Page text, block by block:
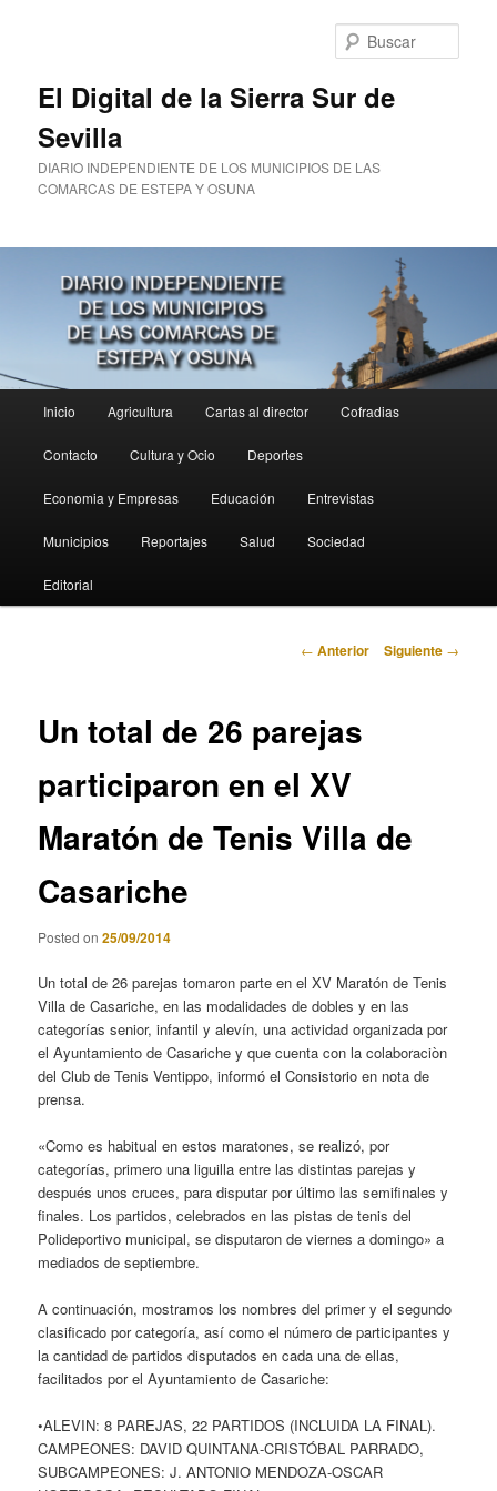
El Digital de la Sierra Sur de
Sevilla
DIARIO INDEPENDIENTE DE LOS MUNICIPIOS DE LAS
COMARCAS DE ESTEPA Y OSUNA
principal
Inicio Agricultura Cartas al director Cofradias
Contacto Cultura y Ocio Deportes
Economia y Empresas Educación Entrevistas
Municipios Reportajes Salud Sociedad
Editorial
Navegación
← Anterior Siguiente →
Un total de 26 parejas
participaron en el XV
Maratón de Tenis Villa de
Casariche
Posted on25/09/2014
Un total de 26 parejas tomaron parte en el XV Maratón de Tenis
Villa de Casariche, en las modalidades de dobles y en las
categorías senior, infantil y alevín, una actividad organizada por
el Ayuntamiento de Casariche y que cuenta con la colaboraciòn
del Club de Tenis Ventippo, informó el Consistorio en nota de
prensa.
«Como es habitual en estos maratones, se realizó, por
categorías, primero una liguilla entre las distintas parejas y
después unos cruces, para disputar por último las semifinales y
finales. Los partidos, celebrados en las pistas de tenis del
Polideportivo municipal, se disputaron de viernes a domingo» a
mediados de septiembre.
A continuación, mostramos los nombres del primer y el segundo
clasificado por categoría, así como el número de participantes y
la cantidad de partidos disputados en cada una de ellas,
facilitados por el Ayuntamiento de Casariche:
•ALEVIN: 8 PAREJAS, 22 PARTIDOS (INCLUIDA LA FINAL).
CAMPEONES: DAVID QUINTANA-CRISTÓBAL PARRADO,
SUBCAMPEONES: J. ANTONIO MENDOZA-OSCAR